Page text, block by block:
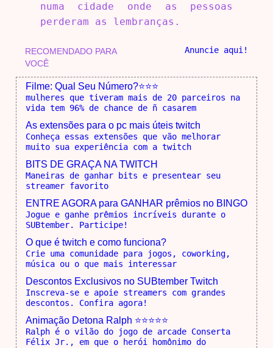
numa cidade onde as pessoas
perderam as lembranças.
RECOMENDADO PARA
VOCÊ
Anuncie aqui!
Filme: Qual Seu Número?⭐⭐⭐
mulheres que tiveram mais de 20 parceiros na
vida tem 96% de chance de ñ casarem
As extensões para o pc mais úteis twitch
Conheça essas extensões que vão melhorar
muito sua experiência com a twitch
BITS DE GRAÇA NA TWITCH
Maneiras de ganhar bits e presentear seu
streamer favorito
ENTRE AGORA para GANHAR prêmios no BINGO
Jogue e ganhe prêmios incríveis durante o
SUBtember. Participe!
O que é twitch e como funciona?
Crie uma comunidade para jogos, coworking,
música ou o que mais interessar
Descontos Exclusivos no SUBtember Twitch
Inscreva-se e apoie streamers com grandes
descontos. Confira agora!
Animação Detona Ralph ⭐⭐⭐⭐⭐
Ralph é o vilão do jogo de arcade Conserta
Félix Jr., em que o herói homônimo do